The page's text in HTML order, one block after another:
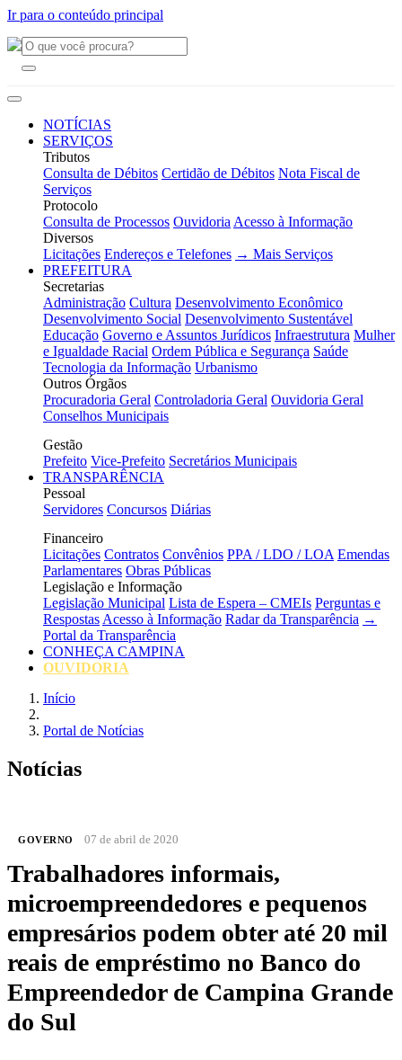
Ir para o conteúdo principal
NOTÍCIAS
SERVIÇOS
Tributos
Consulta de Débitos Certidão de Débitos Nota Fiscal de
Serviços
Protocolo
Consulta de Processos Ouvidoria Acesso à Informação
Diversos
Licitações Endereços e Telefones → Mais Serviços
PREFEITURA
Secretarias
Administração Cultura Desenvolvimento Econômico
Desenvolvimento Social Desenvolvimento Sustentável
Educação Governo e Assuntos Jurídicos Infraestrutura Mulher
e Igualdade Racial Ordem Pública e Segurança Saúde
Tecnologia da Informação Urbanismo
Outros Órgãos
Procuradoria Geral Controladoria Geral Ouvidoria Geral
Conselhos Municipais
Gestão
Prefeito Vice-Prefeito Secretários Municipais
TRANSPARÊNCIA
Pessoal
Servidores Concursos Diárias
Financeiro
Licitações Contratos Convênios PPA / LDO / LOA Emendas
Parlamentares Obras Públicas
Legislação e Informação
Legislação Municipal Lista de Espera – CMEIs Perguntas e
Respostas Acesso à Informação Radar da Transparência →
Portal da Transparência
CONHEÇA CAMPINA
OUVIDORIA
Início
Portal de Notícias
Notícias
GOVERNO 07 de abril de 2020
Trabalhadores informais,
microempreendedores e pequenos
empresários podem obter até 20 mil
reais de empréstimo no Banco do
Empreendedor de Campina Grande
do Sul